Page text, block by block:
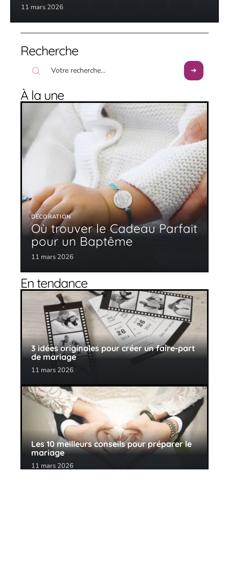
11 mars 2026
Recherche
À la une
DÉCORATION
Où trouver le Cadeau Parfait
pour un Baptême
11 mars 2026
En tendance
3 idées originales pour créer un faire-part
de mariage
11 mars 2026
Les 10 meilleurs conseils pour préparer le
mariage
11 mars 2026